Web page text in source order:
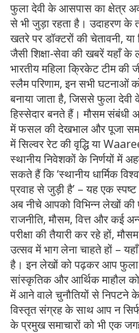
फुला देवी के आसपास का क्षेत्र
से भी जुड़ा रहता है। उदाहरण के
खतरे पर डॉक्टरों की चेतावनी,
जैसी शिक्षा‑सेवा की खबरें यहाँ
भारतीय महिला क्रिकेट टीम की
स्लैम परिणाम, इन सभी घटनाओं
बनाया जाता है, जिससे फुला देवी
हिस्सेदार बनते हैं। मौसम संबंधी
में फसल की देखभाल और पूजा समय
में सिल्वर रेट की वृद्धि या
स्थानीय निवेशकों के निर्णयों में
सकते हैं कि ‘स्थानीय धार्मिक
प्रवाह से जुड़ी है’ – यह एक
अब नीचे आपको विभिन्न लेखों
राजनीति, मौसम, वित्त और
परीक्षा की तैयारी कर रहे हों,
उत्सव में भाग लेना चाहते हों –
है। इन लेखों को पढ़कर आप
सांस्कृतिक और आर्थिक माहौल
में आने वाले चुनौतियों से निपटने के
विस्तृत संग्रह के साथ आप न
के प्रमुख समाचारों को भी एक